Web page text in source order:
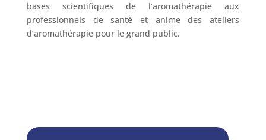
bases scientifiques de l’aromathérapie aux
professionnels de santé et anime des ateliers
d’aromathérapie pour le grand public.